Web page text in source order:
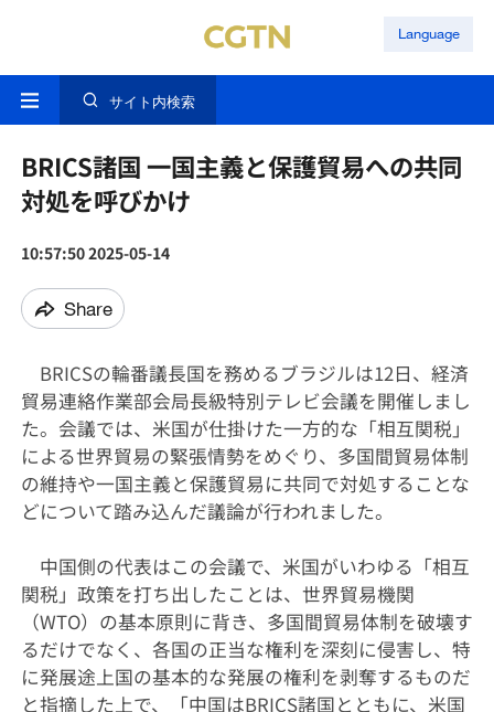
Language
サイト内検索
BRICS諸国 一国主義と保護貿易への共同
対処を呼びかけ
10:57:50 2025-05-14
Share
BRICSの輪番議長国を務めるブラジルは12日、経済
貿易連絡作業部会局長級特別テレビ会議を開催しまし
た。会議では、米国が仕掛けた一方的な「相互関税」
による世界貿易の緊張情勢をめぐり、多国間貿易体制
の維持や一国主義と保護貿易に共同で対処することな
どについて踏み込んだ議論が行われました。
中国側の代表はこの会議で、米国がいわゆる「相互
関税」政策を打ち出したことは、世界貿易機関
（WTO）の基本原則に背き、多国間貿易体制を破壊す
るだけでなく、各国の正当な権利を深刻に侵害し、特
に発展途上国の基本的な発展の権利を剥奪するものだ
と指摘した上で、「中国はBRICS諸国とともに、米国